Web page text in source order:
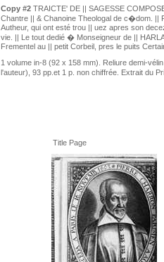
Copy #2 TRAICTE' DE || SAGESSE
Chantre || & Chanoine Theologal de c�dom. ||
Autheur, qui ont esté trou || uez apres son
vie. || Le tout dedié � Monseigneur de ||
Frementel au || petit Corbeil, pres le puits
1 volume in-8 (92 x 158 mm). Reliure demi-
l'auteur), 93 pp.et 1 p. non chiffrée. Extrait du
Title Page